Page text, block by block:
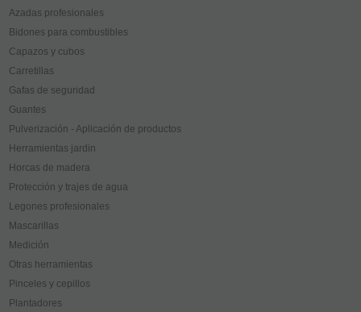
Azadas profesionales
Bidones para combustibles
Capazos y cubos
Carretillas
Gafas de seguridad
Guantes
Pulverización - Aplicación de productos
Herramientas jardin
Horcas de madera
Protección y trajes de agua
Legones profesionales
Mascarillas
Medición
Otras herramientas
Pinceles y cepillos
Plantadores